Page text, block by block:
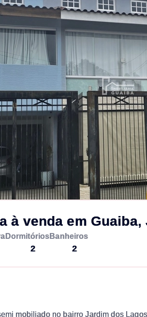
à venda em
Dormitórios
2
Banheiros
2
mobiliado no bairro Jardim dos